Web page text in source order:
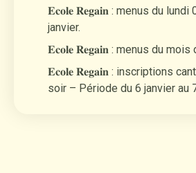
𝐄𝐜𝐨𝐥𝐞 𝐑𝐞𝐠𝐚𝐢𝐧 : menus du
janvier.
𝐄𝐜𝐨𝐥𝐞 𝐑𝐞𝐠𝐚𝐢𝐧 : menus du
𝐄𝐜𝐨𝐥𝐞 𝐑𝐞𝐠𝐚𝐢𝐧 : inscriptions
soir – Période du 6 janvier au